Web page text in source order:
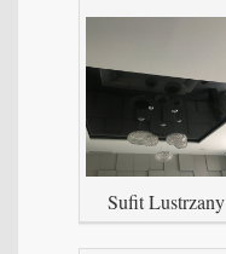
Sufit Lustrzany